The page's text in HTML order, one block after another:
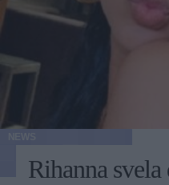
Rihanna